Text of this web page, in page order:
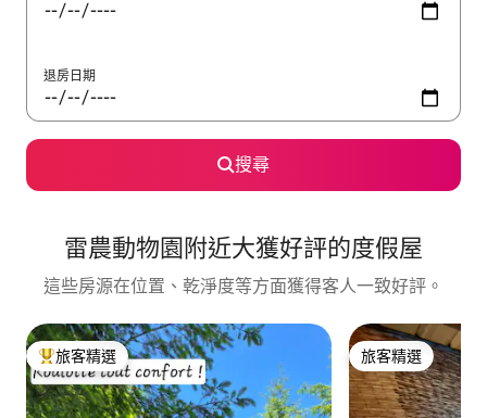
退房日期
搜尋
雷農動物園附近大獲好評的度假屋
這些房源在位置、乾淨度等方面獲得客人一致好評。
旅客精選榜首
旅客精選 旅客精選
旅客精選